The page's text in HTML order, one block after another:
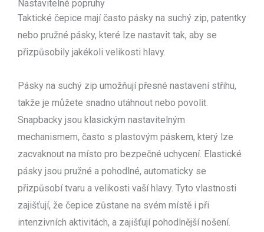
Nastavitelné popruhy
Taktické čepice mají často pásky na suchý zip, patentky
nebo pružné pásky, které lze nastavit tak, aby se
přizpůsobily jakékoli velikosti hlavy.
Pásky na suchý zip umožňují přesné nastavení střihu,
takže je můžete snadno utáhnout nebo povolit.
Snapbacky jsou klasickým nastavitelným
mechanismem, často s plastovým páskem, který lze
zacvaknout na místo pro bezpečné uchycení. Elastické
pásky jsou pružné a pohodlné, automaticky se
přizpůsobí tvaru a velikosti vaší hlavy. Tyto vlastnosti
zajišťují, že čepice zůstane na svém místě i při
intenzivních aktivitách, a zajišťují pohodlnější nošení.